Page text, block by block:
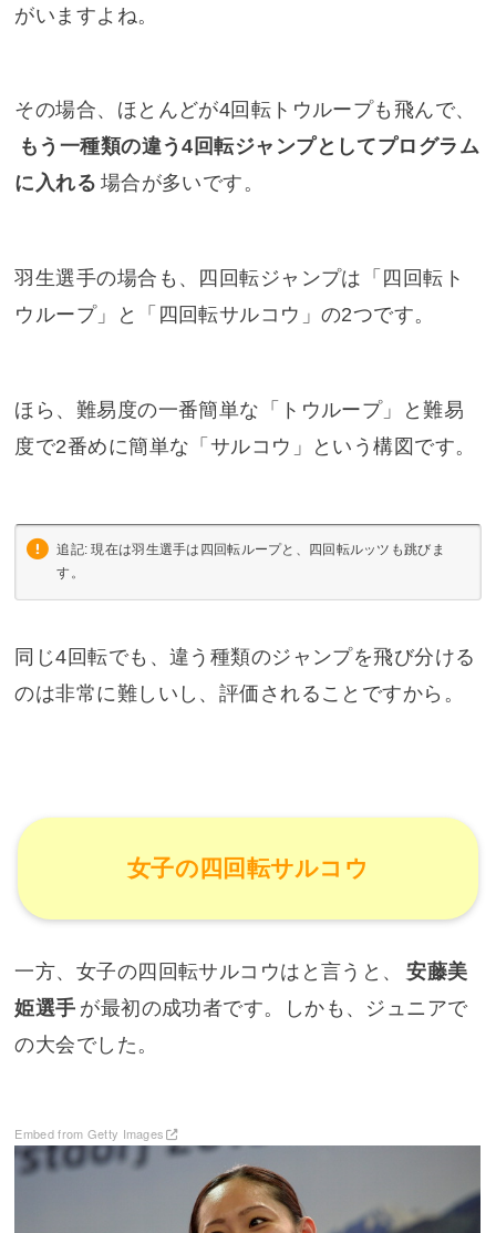
がいますよね。
その場合、ほとんどが4回転トウループも飛んで、
もう一種類の違う4回転ジャンプとしてプログラム
に入れる 場合が多いです。
羽生選手の場合も、四回転ジャンプは「四回転ト
ウループ」と「四回転サルコウ」の2つです。
ほら、難易度の一番簡単な「トウループ」と難易
度で2番めに簡単な「サルコウ」という構図です。
追記: 現在は羽生選手は四回転ループと、四回転ルッツも跳びま
す。
同じ4回転でも、違う種類のジャンプを飛び分ける
のは非常に難しいし、評価されることですから。
女子の四回転サルコウ
一方、女子の四回転サルコウはと言うと、
安藤美
姫選手 が最初の成功者です。しかも、ジュニアで
の大会でした。
Embed from Getty Images